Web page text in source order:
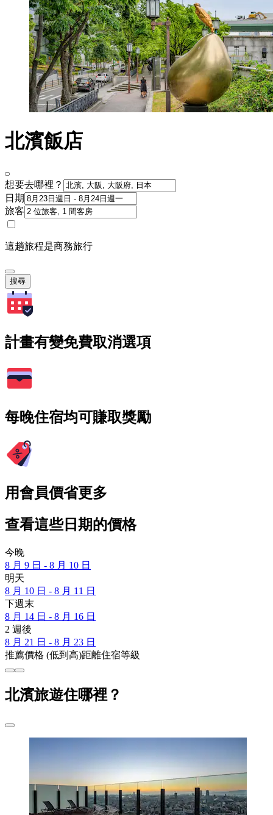
北濱飯店
想要去哪裡？
日期
旅客
這趟旅程是商務旅行
搜尋
計畫有變免費取消選項
每晚住宿均可賺取獎勵
用會員價省更多
查看這些日期的價格
今晚
8 月 9 日 - 8 月 10 日
明天
8 月 10 日 - 8 月 11 日
下週末
8 月 14 日 - 8 月 16 日
2 週後
8 月 21 日 - 8 月 23 日
推薦價格 (低到高)距離住宿等級
北濱旅遊住哪裡？